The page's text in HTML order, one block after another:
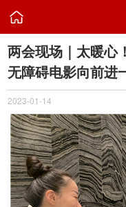

两会现场｜太暖心
无障碍电影向前进
2023-01-14